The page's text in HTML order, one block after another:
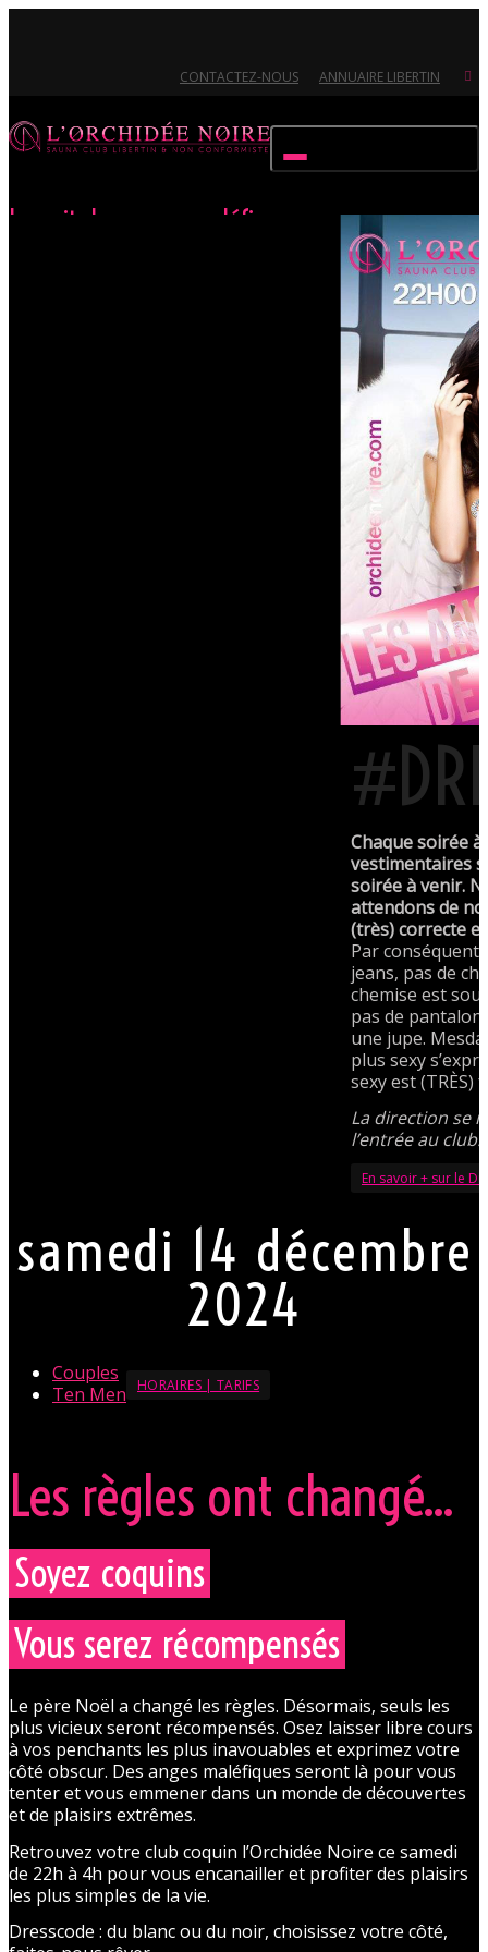
CONTACTEZ-NOUS ANNUAIRE LIBERTIN
La nuit des anges maléfiques
Ouvert 7/7 - Pour toutes informations, contactez-nous au 02.51.72.21.81
Chaque soirée
vestimentaires
soirée à venir.
attendons de
(très) correcte
Par
jeans, pas de
chemise est
pas de
une jupe.
plus sexy
sexy est
La direction se
l’entrée au club.
En savoir + sur le
samedi 14 décembre
2024
Couples
Ten Men
HORAIRES | TARIFS
Les règles ont changé...
Soyez coquins
Vous serez récompensés
Le père Noël a changé les règles. Désormais, seuls les
plus vicieux seront récompensés. Osez laisser libre cours
à vos penchants les plus inavouables et exprimez votre
côté obscur. Des anges maléfiques seront là pour vous
tenter et vous emmener dans un monde de découvertes
et de plaisirs extrêmes.
Retrouvez votre club coquin l’Orchidée Noire ce samedi
de 22h à 4h pour vous encanailler et profiter des plaisirs
les plus simples de la vie.
Dresscode : du blanc ou du noir, choisissez votre côté,